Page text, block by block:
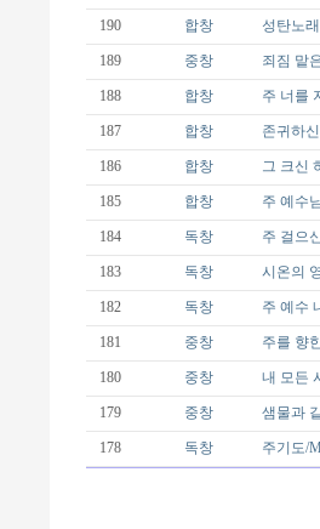
190 합창 성탄노
189 중창 죄짐 맡
188 합창 주 너를
187 합창 존귀하
186 합창 그 크신
185 합창 주 예수
184 독창 주 걸으
183 독창 시온의
182 독창 주 예수
181 중창 주를 향
180 중창 내 모든
179 중창 샘물과
178 독창 주기도/